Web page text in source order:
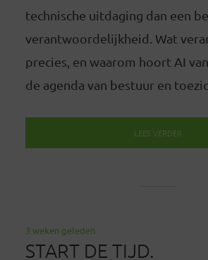
technische uitdaging dan een
verantwoordelijkheid. Wat
precies, en waarom hoort AI
de agenda van bestuur en
LEES VERDER
3 weken geleden
START DE TIJD.